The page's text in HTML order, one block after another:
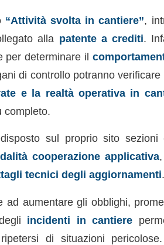
“Attività svolta in cantiere”,
alla patente a crediti.
per determinare il
di controllo potranno
e la realtà operativa in
completo.
sul proprio sito sezioni
cooperazione applicativa
tecnici degli aggiornamenti.
ad aumentare gli obblighi,
incidenti in cantiere
di situazioni